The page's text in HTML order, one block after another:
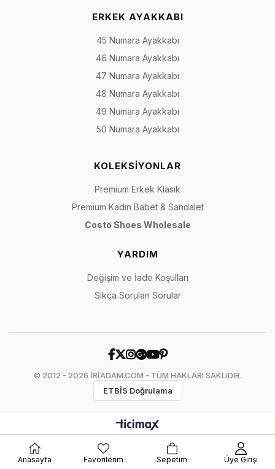
ERKEK AYAKKABI
45 Numara Ayakkabı
46 Numara Ayakkabı
47 Numara Ayakkabı
48 Numara Ayakkabı
49 Numara Ayakkabı
50 Numara Ayakkabı
KOLEKSİYONLAR
Premium Erkek Klasik
Premium Kadın Babet & Sandalet
Costo Shoes Wholesale
YARDIM
Değişim ve İade Koşulları
Sıkça Sorulan Sorular
© 2012 - 2026 İRİADAM.COM - TÜM HAKLARI SAKLIDIR.
ETBİS Doğrulama
Anasayfa Favorilerim Sepetim Üye Girişi